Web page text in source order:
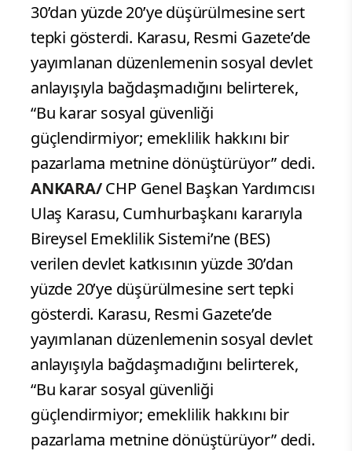
30’dan yüzde 20’ye düşürülmesine sert
tepki gösterdi. Karasu, Resmi Gazete’de
yayımlanan düzenlemenin sosyal devlet
anlayışıyla bağdaşmadığını belirterek,
“Bu karar sosyal güvenliği
güçlendirmiyor; emeklilik hakkını bir
pazarlama metnine dönüştürüyor” dedi.
ANKARA/CHP Genel Başkan Yardımcısı
Ulaş Karasu, Cumhurbaşkanı kararıyla
Bireysel Emeklilik Sistemi’ne (BES)
verilen devlet katkısının yüzde 30’dan
yüzde 20’ye düşürülmesine sert tepki
gösterdi. Karasu, Resmi Gazete’de
yayımlanan düzenlemenin sosyal devlet
anlayışıyla bağdaşmadığını belirterek,
“Bu karar sosyal güvenliği
güçlendirmiyor; emeklilik hakkını bir
pazarlama metnine dönüştürüyor” dedi.